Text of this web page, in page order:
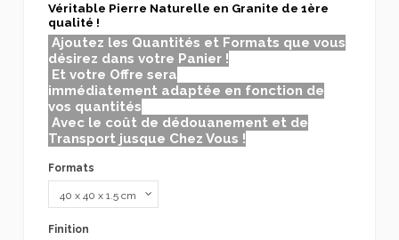
Véritable Pierre Naturelle en Granite de 1ère
qualité !
Ajoutez les Quantités et Formats que vous
désirez dans votre Panier !
Et votre Offre sera
immédiatement adaptée en fonction de
vos quantités
Avec le coût de dédouanement et de
Transport jusque Chez Vous !
Formats
Finition